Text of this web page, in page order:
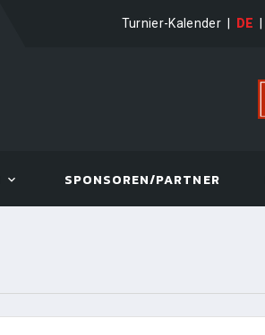
Turnier-Kalender DE
SPONSOREN/PARTNER